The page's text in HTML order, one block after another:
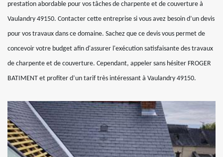
prestation abordable pour vos tâches de charpente et de couverture à
Vaulandry 49150. Contacter cette entreprise si vous avez besoin d’un devis
pour vos travaux dans ce domaine. Sachez que ce devis vous permet de
concevoir votre budget afin d'assurer l'exécution satisfaisante des travaux
de charpente et de couverture. Cependant, appeler sans hésiter FROGER
BATIMENT et profiter d’un tarif très intéressant à Vaulandry 49150.